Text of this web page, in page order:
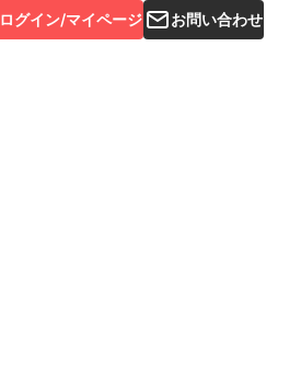
ログイン/マイページ お問い合わせ